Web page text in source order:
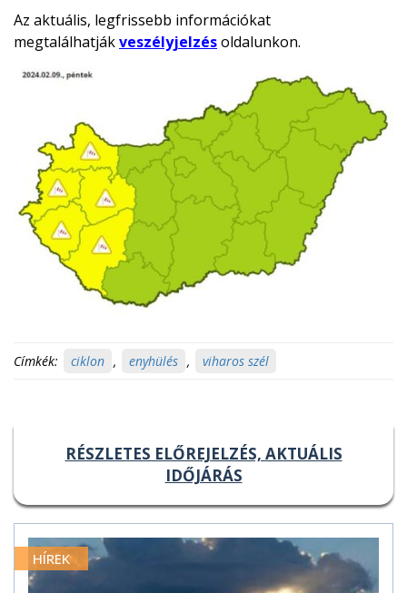
Az aktuális, legfrissebb információkat
megtalálhatjákveszélyjelzésoldalunkon.
Címkék: ciklon , enyhülés , viharos szél
RÉSZLETES ELŐREJELZÉS, AKTUÁLIS
IDŐJÁRÁS
HÍREK